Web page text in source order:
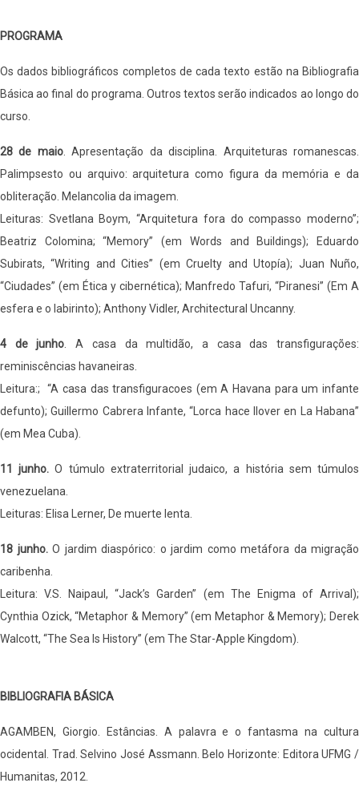
PROGRAMA
Os dados bibliográficos completos de cada texto estão na Bibliografia
Básica ao final do programa. Outros textos serão indicados ao longo do
curso.
28 de maio. Apresentação da disciplina. Arquiteturas romanescas.
Palimpsesto ou arquivo: arquitetura como figura da memória e da
obliteração. Melancolia da imagem.
Leituras: Svetlana Boym, “Arquitetura fora do compasso moderno”;
Beatriz Colomina; “Memory” (em Words and Buildings); Eduardo
Subirats, “Writing and Cities” (em Cruelty and Utopía); Juan Nuño,
“Ciudades” (em Ética y cibernética); Manfredo Tafuri, “Piranesi” (Em A
esfera e o labirinto); Anthony Vidler, Architectural Uncanny.
4 de junho . A casa da multidão, a casa das transfigurações:
reminiscências havaneiras.
Leitura:; “A casa das transfiguracoes (em A Havana para um infante
defunto); Guillermo Cabrera Infante, “Lorca hace llover en La Habana”
(em Mea Cuba).
11 junho.O túmulo extraterritorial judaico, a história sem túmulos
venezuelana.
Leituras: Elisa Lerner, De muerte lenta.
18 junho. O jardim diaspórico: o jardim como metáfora da migração
caribenha.
Leitura: V.S. Naipaul, “Jack’s Garden” (em The Enigma of Arrival);
Cynthia Ozick, “Metaphor & Memory” (em Metaphor & Memory); Derek
Walcott, “The Sea Is History” (em The Star-Apple Kingdom).
BIBLIOGRAFIA BÁSICA
AGAMBEN, Giorgio. Estâncias. A palavra e o fantasma na cultura
ocidental. Trad. Selvino José Assmann. Belo Horizonte: Editora UFMG /
Humanitas, 2012.